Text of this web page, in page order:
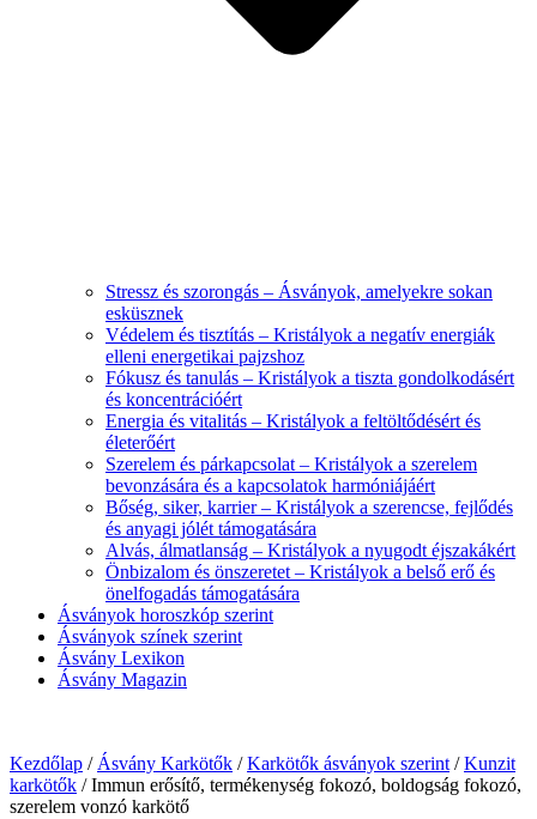
Stressz és szorongás – Ásványok, amelyekre sokan
esküsznek
Védelem és tisztítás – Kristályok a negatív energiák
elleni energetikai pajzshoz
Fókusz és tanulás – Kristályok a tiszta gondolkodásért
és koncentrációért
Energia és vitalitás – Kristályok a feltöltődésért és
életerőért
Szerelem és párkapcsolat – Kristályok a szerelem
bevonzására és a kapcsolatok harmóniájáért
Bőség, siker, karrier – Kristályok a szerencse, fejlődés
és anyagi jólét támogatására
Alvás, álmatlanság – Kristályok a nyugodt éjszakákért
Önbizalom és önszeretet – Kristályok a belső erő és
önelfogadás támogatására
Ásványok horoszkóp szerint
Ásványok színek szerint
Ásvány Lexikon
Ásvány Magazin
Kezdőlap /Ásvány Karkötők /Karkötők ásványok szerint/Kunzit
karkötők / Immun erősítő, termékenység fokozó, boldogság fokozó,
szerelem vonzó karkötő